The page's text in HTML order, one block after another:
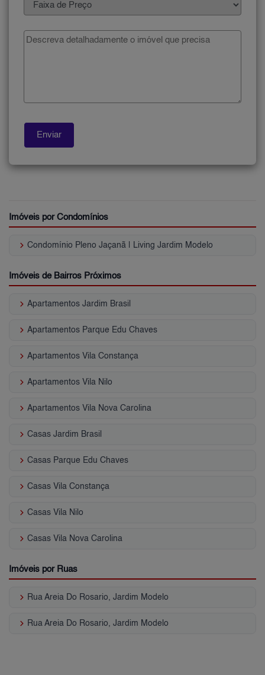
Imóveis por Condomínios
keyboard_arrow_right Condomínio Pleno Jaçanã | Living Jardim Modelo
Imóveis de Bairros Próximos
keyboard_arrow_right Apartamentos Jardim Brasil
keyboard_arrow_right Apartamentos Parque Edu Chaves
keyboard_arrow_right Apartamentos Vila Constança
keyboard_arrow_right Apartamentos Vila Nilo
keyboard_arrow_right Apartamentos Vila Nova Carolina
keyboard_arrow_right Casas Jardim Brasil
keyboard_arrow_right Casas Parque Edu Chaves
keyboard_arrow_right Casas Vila Constança
keyboard_arrow_right Casas Vila Nilo
keyboard_arrow_right Casas Vila Nova Carolina
Imóveis por Ruas
keyboard_arrow_right Rua Areia Do Rosario, Jardim Modelo
keyboard_arrow_right Rua Areia Do Rosario, Jardim Modelo